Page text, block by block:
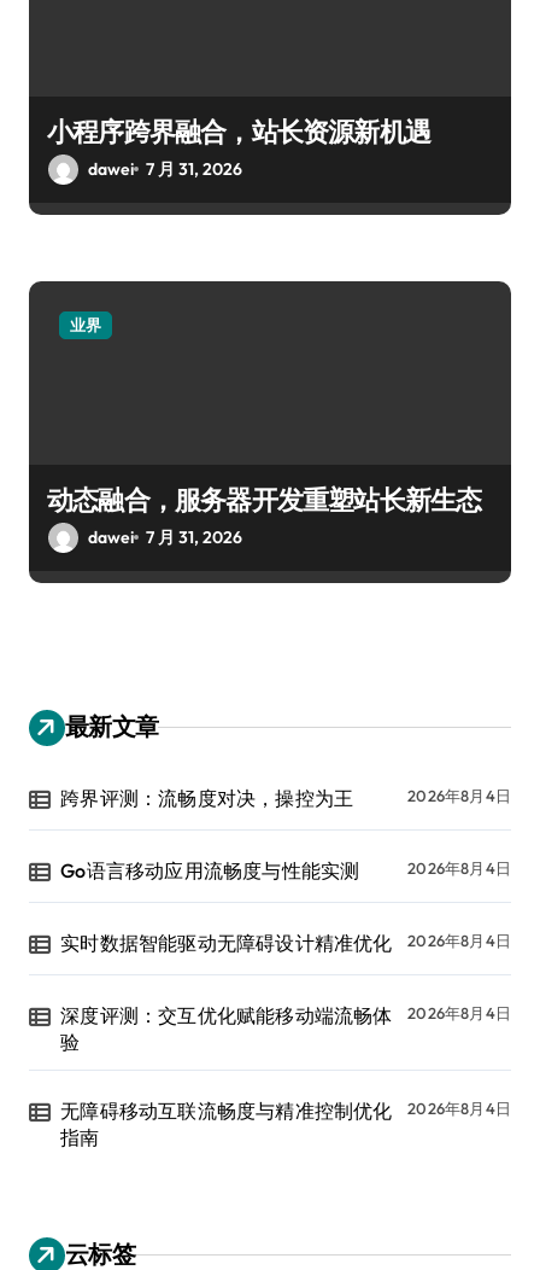
小程序跨界融合，站长资源新机遇
dawei 7 月 31, 2026
业界
动态融合，服务器开发重塑站长新生态
dawei 7 月 31, 2026
最新文章
跨界评测：流畅度对决，操控为王 2026年8月4日
Go语言移动应用流畅度与性能实测 2026年8月4日
实时数据智能驱动无障碍设计精准优化 2026年8月4日
深度评测：交互优化赋能移动端流畅体
验
2026年8月4日
无障碍移动互联流畅度与精准控制优化
指南
2026年8月4日
云标签